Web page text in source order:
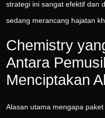
strategi ini sangat efektif dan
sedang merancang hajatan
Chemistry
Antara
Menciptakan
Alasan utama mengapa